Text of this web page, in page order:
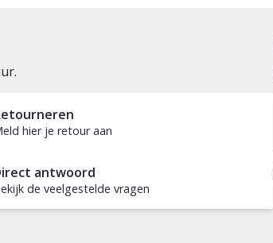
hier je retour aan
antwoord
de veelgestelde vragen